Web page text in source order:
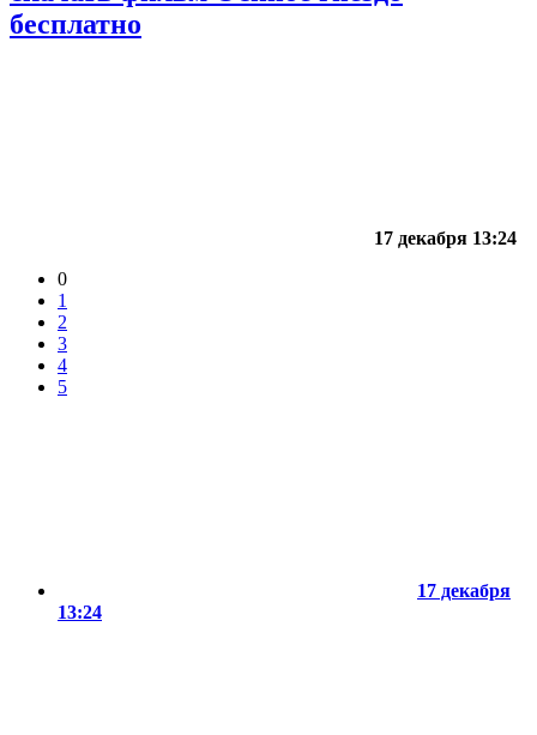
бесплатно
17 декабря 13:24
0
1
2
3
4
5
17 декабря
13:24